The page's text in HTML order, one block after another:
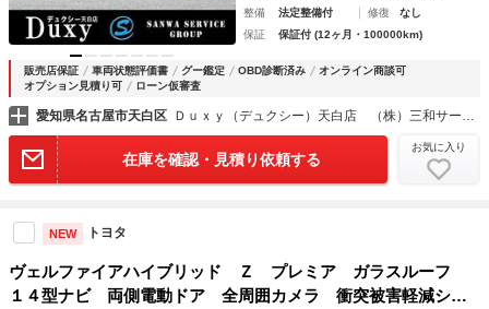
整備
法定整備付 修復
なし
保証
保証付 (12ヶ月・100000km)
販売店保証 車両状態評価書 グー鑑定 OBD診断済み
オンライン商談可
オプション見積り可
ローン仮審査
愛知県名古屋市天白区 Ｄｕｘｙ（デュクシー）天白店 （株）三和サービス
在庫を確認・見積り依頼する
お気に入り
NEW トヨタ
ヴェルファイアハイブリッド Ｚ プレミア ガラスルーフ
１４型ナビ 両側電動ドア 全周囲カメラ 衝突被害軽減シス